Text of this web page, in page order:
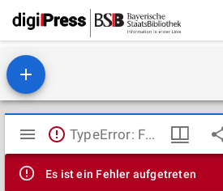
Mirador
Viewer
TypeError: Failed to fetch
Es ist ein Fehler aufgetreten